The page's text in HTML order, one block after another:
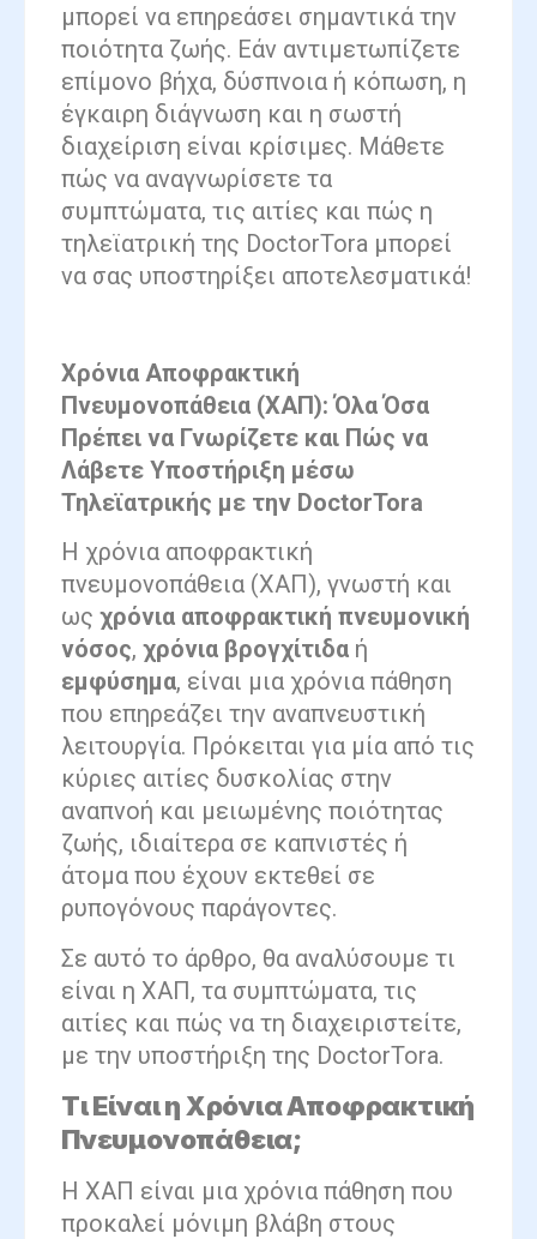
μπορεί να επηρεάσει σημαντικά την
ποιότητα ζωής. Εάν αντιμετωπίζετε
επίμονο βήχα, δύσπνοια ή κόπωση, η
έγκαιρη διάγνωση και η σωστή
διαχείριση είναι κρίσιμες. Μάθετε
πώς να αναγνωρίσετε τα
συμπτώματα, τις αιτίες και πώς η
τηλεϊατρική της DoctorTora μπορεί
να σας υποστηρίξει αποτελεσματικά!
Χρόνια Αποφρακτική
Πνευμονοπάθεια (ΧΑΠ): Όλα Όσα
Πρέπει να Γνωρίζετε και Πώς να
Λάβετε Υποστήριξη μέσω
Τηλεϊατρικής με την DoctorTora
Η χρόνια αποφρακτική
πνευμονοπάθεια (ΧΑΠ), γνωστή και
ως χρόνια αποφρακτική πνευμονική
νόσος, χρόνια βρογχίτιδα ή
εμφύσημα, είναι μια χρόνια πάθηση
που επηρεάζει την αναπνευστική
λειτουργία. Πρόκειται για μία από τις
κύριες αιτίες δυσκολίας στην
αναπνοή και μειωμένης ποιότητας
ζωής, ιδιαίτερα σε καπνιστές ή
άτομα που έχουν εκτεθεί σε
ρυπογόνους παράγοντες.
Σε αυτό το άρθρο, θα αναλύσουμε τι
είναι η ΧΑΠ, τα συμπτώματα, τις
αιτίες και πώς να τη διαχειριστείτε,
με την υποστήριξη της DoctorTora.
Τι Είναι η Χρόνια Αποφρακτική
Πνευμονοπάθεια;
Η ΧΑΠ είναι μια χρόνια πάθηση που
προκαλεί μόνιμη βλάβη στους